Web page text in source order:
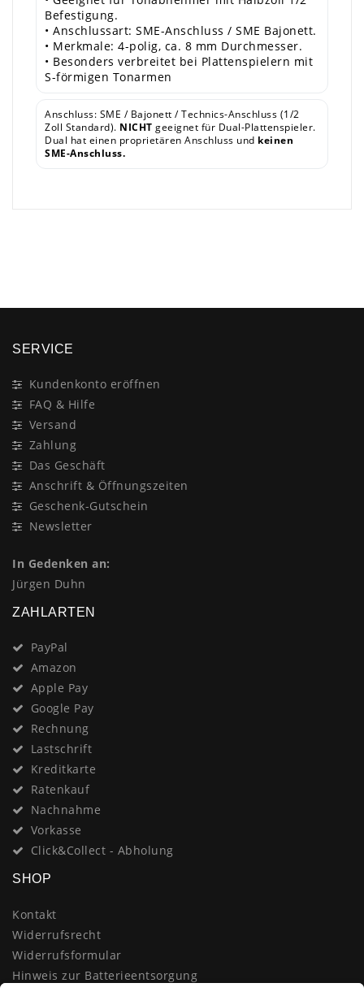
Befestigung.
• Anschlussart: SME-Anschluss / SME Bajonett.
• Merkmale: 4-polig, ca. 8 mm Durchmesser.
• Besonders verbreitet bei Plattenspielern mit
S-förmigen Tonarmen
Anschluss: SME / Bajonett / Technics-Anschluss (1/2
Zoll Standard). NICHT geeignet für Dual-Plattenspieler.
Dual hat einen proprietären Anschluss und keinen
SME-Anschluss.
SERVICE
Kundenkonto eröffnen
FAQ & Hilfe
Versand
Zahlung
Das Geschäft
Anschrift & Öffnungszeiten
Geschenk-Gutschein
Newsletter
In Gedenken an:
Jürgen Duhn
ZAHLARTEN
PayPal
Amazon
Apple Pay
Google Pay
Rechnung
Lastschrift
Kreditkarte
Ratenkauf
Nachnahme
Vorkasse
Click&Collect - Abholung
SHOP
Kontakt
Widerrufsrecht
Widerrufsformular
Hinweis zur Batterieentsorgung